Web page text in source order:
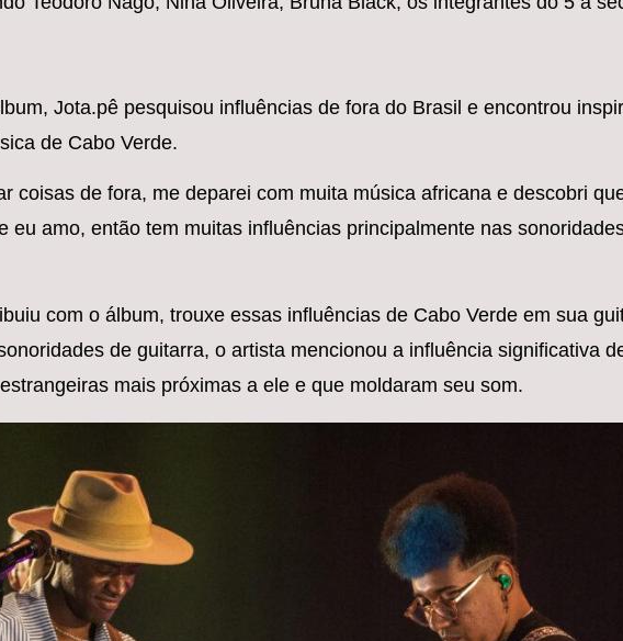
Jota.pê pesquisou influências de fora do Brasil e encontrou
de Cabo Verde.
coisas de fora, me deparei com muita música africana e descobri
eu amo, então tem muitas influências principalmente nas
com o álbum, trouxe essas influências de Cabo Verde em sua
de guitarra, o artista mencionou a influência significativa
mais próximas a ele e que moldaram seu som.